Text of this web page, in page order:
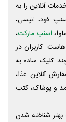
آنلاین را به
فود، تپسی،
اسنپ مارکت،
کاربران در
کلیک ساده به
آنلاین غذا،
و پوشاک، کتاب
بهتر شناخته شدن